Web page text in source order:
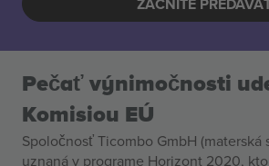
Pečať výnimočnosti
Komisiou EÚ
Spoločnosť Ticombo GmbH (materská
uznaná v programe Horizont 2020,